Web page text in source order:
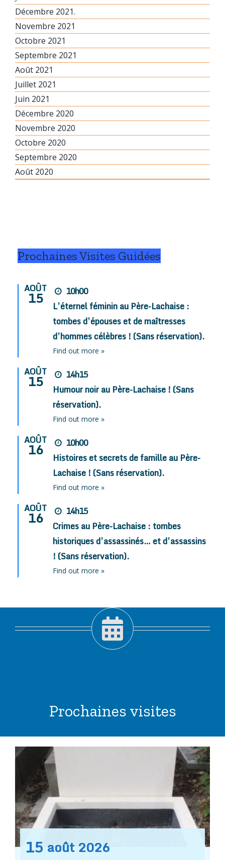
Décembre 2021.
Novembre 2021
Octobre 2021
Septembre 2021
Août 2021
Juillet 2021
Juin 2021
Décembre 2020
Novembre 2020
Octobre 2020
Septembre 2020
Août 2020
Prochaines Visites Guidées
AOÛT
15
10h00
L’éternel féminin au Père-Lachaise :
tombes d’épouses et de maîtresses
d’hommes célèbres ! (Sans réservation).
Find out more »
AOÛT
15
14h15
Humour noir au Père-Lachaise ! (Sans
réservation).
Find out more »
AOÛT
16
10h00
Histoires et secrets de famille au Père-
Lachaise ! (Sans réservation).
Find out more »
AOÛT
16
14h15
Crimes au Père-Lachaise : tombes
historiques d’assassinés… et d’assassins
! (Sans réservation).
Find out more »
Prochaines visites
15 août 2026